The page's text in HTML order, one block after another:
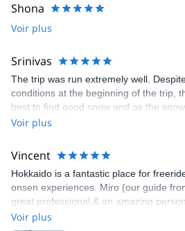
Shona
Voir plus
Srinivas
The trip was run extremely well.
conditions at the beginning of the trip,
best to find good snow and as the
through the week, we got a better taste
Voir plus
Vincent
Hokkaido is a fantastic place for
onsen experiences. Miro (our guide
great professional & an amazing
Voir plus